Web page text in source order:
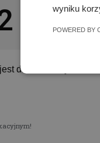
–
dniem wolnym od
wyniku
POWERED BY